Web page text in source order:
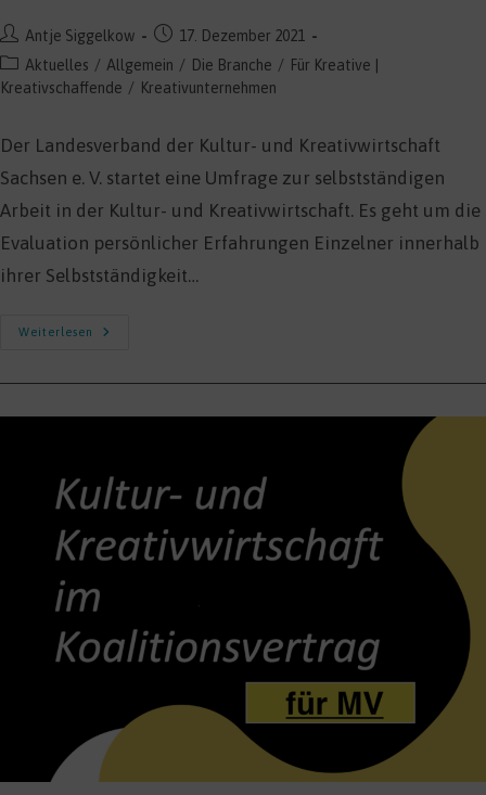
Beitrags-
Autor:
Antje Siggelkow
Beitrag
veröffentlicht:
17. Dezember 2021
Beitrags-
Kategorie:
Aktuelles / Allgemein / Die Branche / Für Kreative |
Kreativschaffende / Kreativunternehmen
Der Landesverband der Kultur- und Kreativwirtschaft
Sachsen e. V. startet eine Umfrage zur selbstständigen
Arbeit in der Kultur- und Kreativwirtschaft. Es geht um die
Evaluation persönlicher Erfahrungen Einzelner innerhalb
ihrer Selbstständigkeit…
Weiterlesen
„UMFRAGE